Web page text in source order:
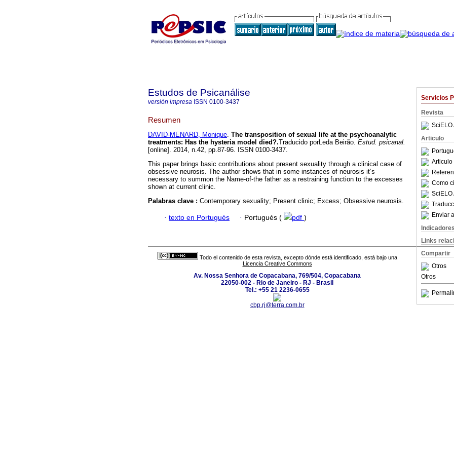
Servicios
Revista
SciELO
Articulo
Articulo
Como
SciELO
Enviar
Indicadores
Links
Compartir
Otros
Otros
Estudos de Psicanálise
versión impresa ISSN 0100-3437
Resumen
DAVID-MENARD, Monique. The transposition of sexual life at the psychoanalytic
treatments: Has the hysteria model died?.Traducido porLeda Beirão. Estud. psicanal.
[online]. 2014, n.42, pp.87-96. ISSN 0100-3437.
This paper brings basic contributions about present sexuality through a clinical case of
obsessive neurosis. The author shows that in some instances of neurosis it’s
necessary to summon the Name-of-the father as a restraining function to the excesses
shown at current clinic.
Palabras clave : Contemporary sexuality; Present clinic; Excess; Obsessive neurosis.
· texto en Portugués · Portugués ( pdf )
Todo el contenido de esta revista, excepto dónde está identificado, está bajo una
Licencia Creative Commons
Av. Nossa Senhora de Copacabana, 769/504, Copacabana
22050-002 - Rio de Janeiro - RJ - Brasil
Tel.: +55 21 2236-0655
cbp.rj@terra.com.br